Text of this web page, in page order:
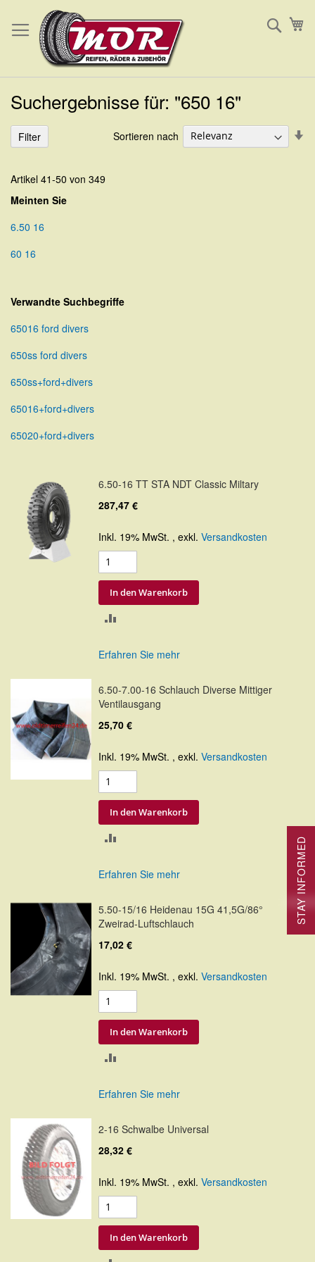
zum
Suchergebnisse für: "650 16"
Artikel 41-50 von 349
Sortieren nach
Meinten Sie
6.50 16
60 16
Verwandte Suchbegriffe
65016 ford divers
650ss ford divers
650ss+ford+divers
65016+ford+divers
65020+ford+divers
6.50-16 TT STA NDT Classic Miltary
287,47 €
Inkl. 19% MwSt. , exkl. Versandkosten
In den Warenkorb
Erfahren Sie mehr
6.50-7.00-16 Schlauch Diverse Mittiger
Ventilausgang
25,70 €
Inkl. 19% MwSt. , exkl. Versandkosten
In den Warenkorb
Erfahren Sie mehr
5.50-15/16 Heidenau 15G 41,5G/86°
Zweirad-Luftschlauch
17,02 €
Inkl. 19% MwSt. , exkl. Versandkosten
In den Warenkorb
Erfahren Sie mehr
2-16 Schwalbe Universal
28,32 €
Inkl. 19% MwSt. , exkl. Versandkosten
In den Warenkorb
Filter
STAY INFORMED